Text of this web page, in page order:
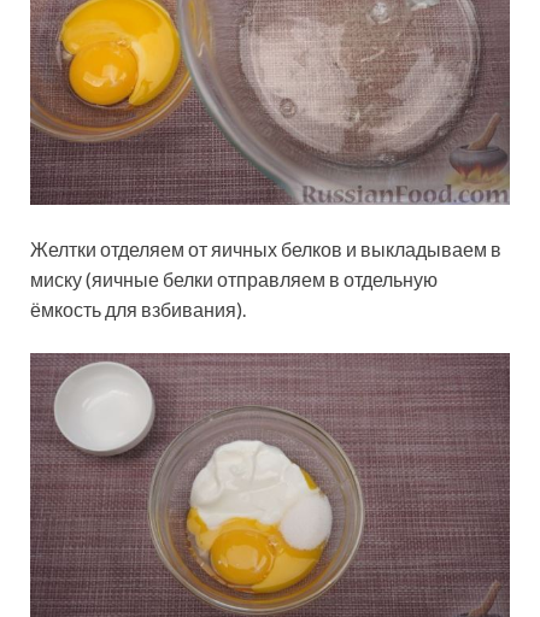
Желтки отделяем от яичных белков и выкладываем в
миску (яичные белки отправляем в отдельную
ёмкость для взбивания).